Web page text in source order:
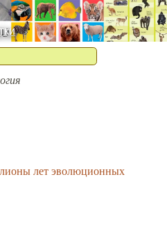
лет эволюционных